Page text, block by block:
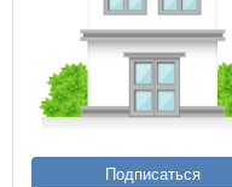
Подписаться